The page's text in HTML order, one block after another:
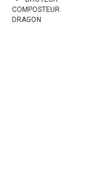
COMPOSTEUR
DRAGON